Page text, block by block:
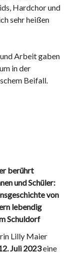
Hardchor und
sehr heißen
Arbeit gaben
in der
Beifall.
berührt
und Schüler:
von
lebendig
Schuldorf
Lilly Maier
Juli 2023eine